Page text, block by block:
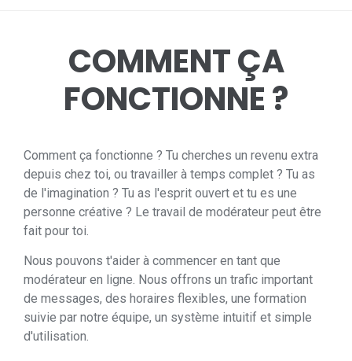
COMMENT ÇA
FONCTIONNE ?
Comment ça fonctionne ? Tu cherches un revenu extra
depuis chez toi, ou travailler à temps complet ? Tu as
de l'imagination ? Tu as l'esprit ouvert et tu es une
personne créative ? Le travail de modérateur peut être
fait pour toi.
Nous pouvons t'aider à commencer en tant que
modérateur en ligne. Nous offrons un trafic important
de messages, des horaires flexibles, une formation
suivie par notre équipe, un système intuitif et simple
d'utilisation.